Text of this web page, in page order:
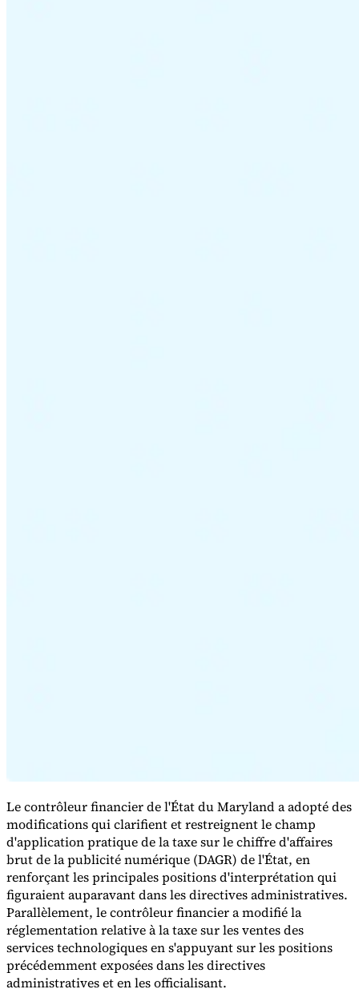
Le contrôleur financier de l'État du Maryland a adopté des
modifications qui clarifient et restreignent le champ
d'application pratique de la taxe sur le chiffre d'affaires
brut de la publicité numérique (DAGR) de l'État, en
renforçant les principales positions d'interprétation qui
figuraient auparavant dans les directives administratives.
Parallèlement, le contrôleur financier a modifié la
réglementation relative à la taxe sur les ventes des
services technologiques en s'appuyant sur les positions
précédemment exposées dans les directives
administratives et en les officialisant.